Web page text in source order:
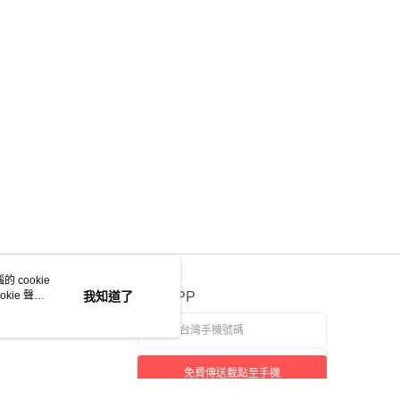
官方APP
免費傳送載點至手機
的 cookie
聲明
我知道了